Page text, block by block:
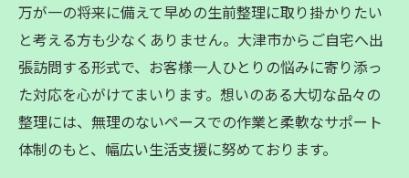
万が一の将来に備えて早めの生前整理に取り掛かりたい
と考える方も少なくありません。大津市からご自宅へ出
張訪問する形式で、お客様一人ひとりの悩みに寄り添っ
た対応を心がけてまいります。想いのある大切な品々の
整理には、無理のないペースでの作業と柔軟なサポート
体制のもと、幅広い生活支援に努めております。